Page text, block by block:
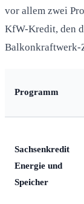
vor allem zwei
KfW-Kredit, den
Balkonkraftwerk-
Programm
Sachsenkredit
Energie und
Speicher